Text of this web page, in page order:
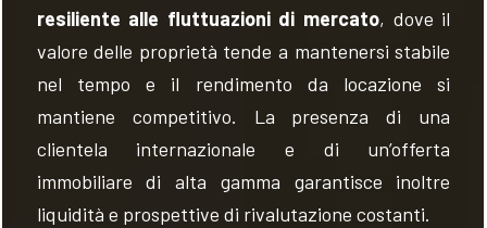
resiliente alle fluttuazioni di mercato, dove il
valore delle proprietà tende a mantenersi stabile
nel tempo e il rendimento da locazione si
mantiene competitivo. La presenza di una
clientela internazionale e di un’offerta
immobiliare di alta gamma garantisce inoltre
liquidità e prospettive di rivalutazione costanti.